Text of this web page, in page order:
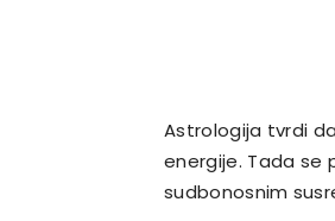
Astrologija tvrdi
energije. Tada se
sudbonosnim